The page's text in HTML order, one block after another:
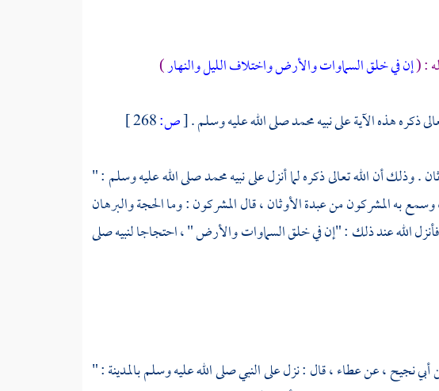
: (إن في خلق السماوات والأرض واختلاف الليل والنهار)
ذكره هذه الآية على نبيهمحمدصلى الله عليه وسلم .[ص:
وذلك أن الله تعالى ذكره لما أنزل على نبيهمحمدصلى الله عليه وسلم : "
به المشركون من عبدة الأوثان ، قال المشركون : وما الحجة والبرهان
الله عند ذلك : "إن في خلق السماوات والأرض " ، احتجاجا لنبيه صلى
أبي نجيح، عنعطاء، قال : نزل على النبي صلى الله عليه وسلم بالمدينة : "